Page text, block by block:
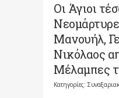
Οι Άγιοι
Μανουήλ,
Νικόλαος
Μέλαμπες
Κατηγορίες: